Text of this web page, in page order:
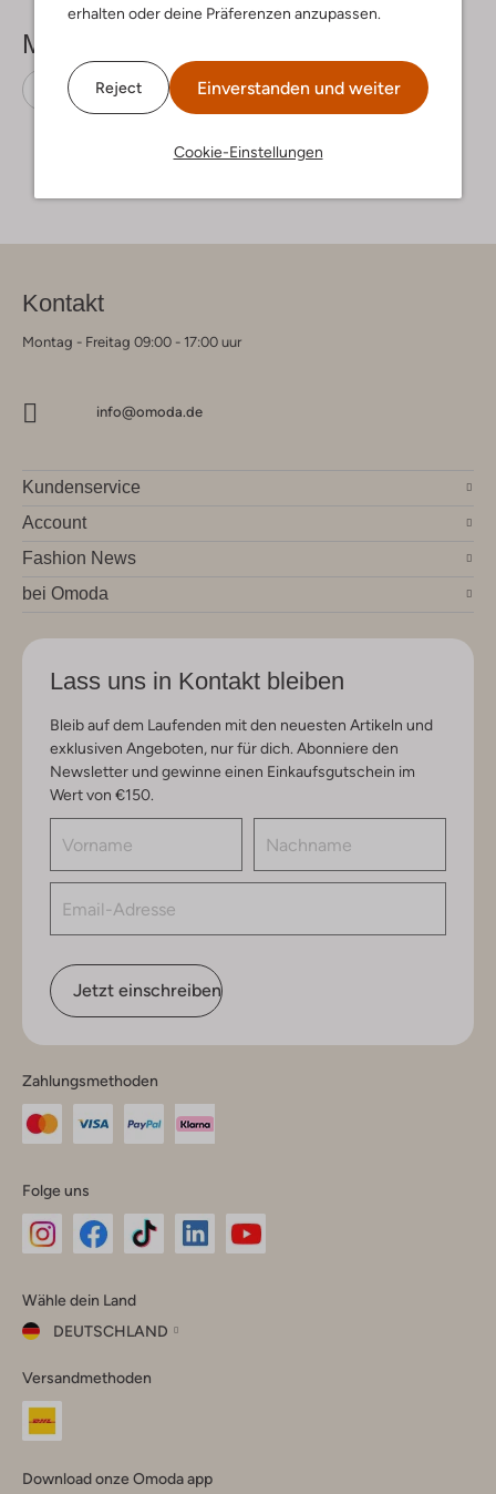
erhalten oder deine Präferenzen anzupassen.
Reject Einverstanden und weiter
Cookie-Einstellungen
Mehr sehen
Hausschuhe Warmbat Wildleder
Kontakt
Montag - Freitag 09:00 - 17:00 uur
info@omoda.de
Kundenservice
Account
Fashion News
bei Omoda
Lass uns in Kontakt bleiben
Bleib auf dem Laufenden mit den neuesten Artikeln und
exklusiven Angeboten, nur für dich. Abonniere den
Newsletter und gewinne einen Einkaufsgutschein im
Wert von €150.
Jetzt einschreiben
Zahlungsmethoden
Folge uns
Instagram
Facebook
TikTok
Wähle dein Land
DEUTSCHLAND
dein
Land
Versandmethoden
Download onze Omoda app